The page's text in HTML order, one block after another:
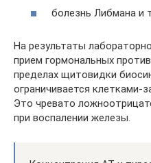
болезнь Либмана и
На результаты
прием гормональных
пределах щитовидки
ограничивается
Это чревато
при воспалении железы.